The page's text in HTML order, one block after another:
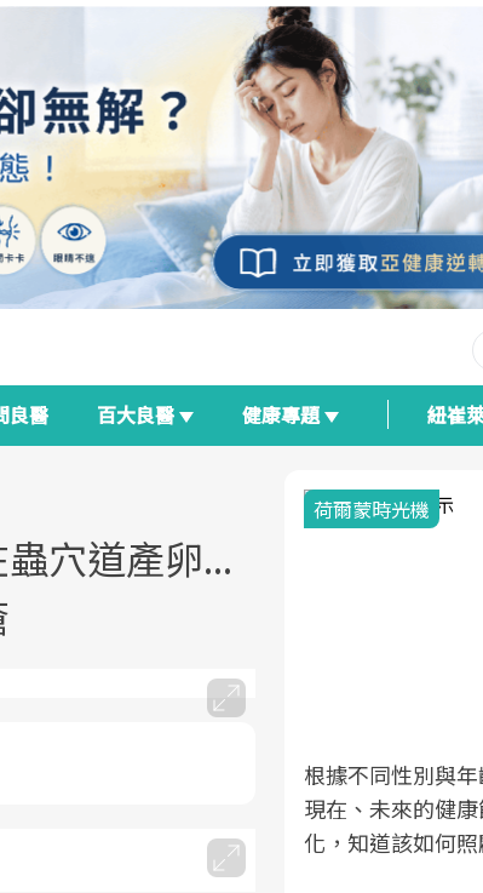
良醫 百大良醫 健康專題 紐崔
穴道產卵...
的浪潮，台灣正在快速
台灣推動委員會」與「長
，「預防醫學」已成全民
良醫生活祭體驗「一站式
換季的身體變化」出
的認知，進而引導實際的
荷爾蒙時光機
根據不同性別與
現在、未來的健
化，知道該如何照